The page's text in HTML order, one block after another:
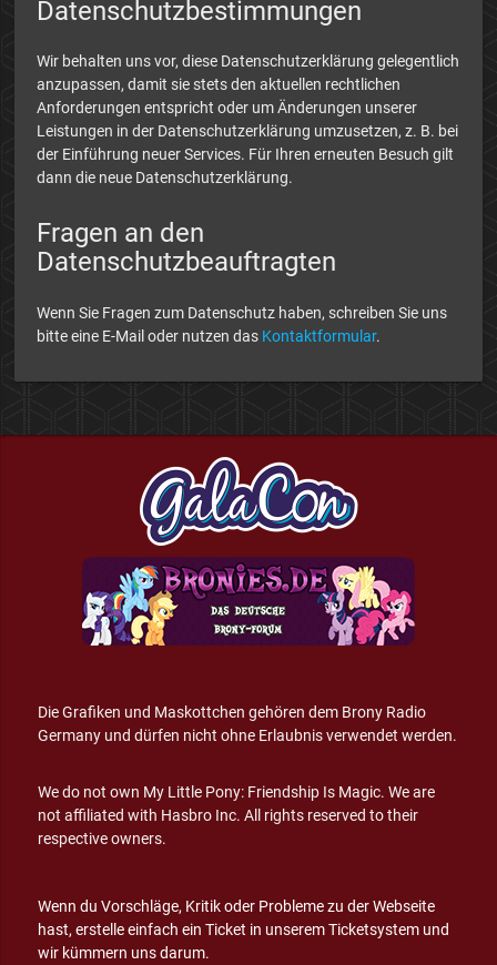
Datenschutzbestimmungen
Wir behalten uns vor, diese Datenschutzerklärung gelegentlich
anzupassen, damit sie stets den aktuellen rechtlichen
Anforderungen entspricht oder um Änderungen unserer
Leistungen in der Datenschutzerklärung umzusetzen, z. B. bei
der Einführung neuer Services. Für Ihren erneuten Besuch gilt
dann die neue Datenschutzerklärung.
Fragen an den
Datenschutzbeauftragten
Wenn Sie Fragen zum Datenschutz haben, schreiben Sie uns
bitte eine E-Mail oder nutzen das Kontaktformular.
Die Grafiken und Maskottchen gehören dem Brony Radio
Germany und dürfen nicht ohne Erlaubnis verwendet werden.
We do not own My Little Pony: Friendship Is Magic. We are
not affiliated with Hasbro Inc. All rights reserved to their
respective owners.
Wenn du Vorschläge, Kritik oder Probleme zu der Webseite
hast, erstelle einfach ein Ticket in unserem Ticketsystem und
wir kümmern uns darum.